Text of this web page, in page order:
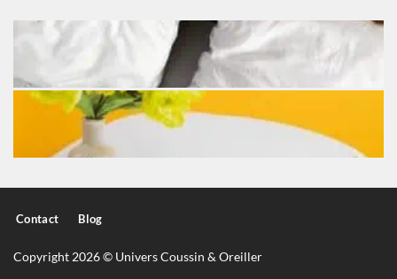
Contact Blog
Copyright 2026 © Univers Coussin & Oreiller